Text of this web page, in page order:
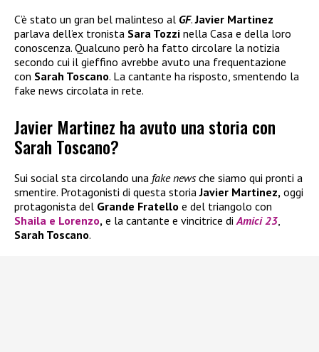
C’è stato un gran bel malinteso al GF.Javier Martinez
parlava dell’ex tronista Sara Tozzi nella Casa e della loro
conoscenza. Qualcuno però ha fatto circolare la notizia
secondo cui il gieffino avrebbe avuto una frequentazione
con Sarah Toscano. La cantante ha risposto, smentendo la
fake news circolata in rete.
Javier Martinez ha avuto una storia con
Sarah Toscano?
Sui social sta circolando una fake newsche siamo qui pronti a
smentire. Protagonisti di questa storiaJavier Martinez, oggi
protagonista del Grande Fratello e del triangolo con
Shaila e Lorenzo, e la cantante e vincitrice di Amici 23
Sarah Toscano.